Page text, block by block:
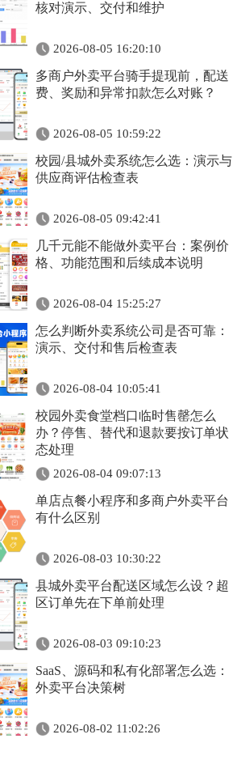
核对演示、交付和维护
2026-08-05 16:20:10
多商户外卖平台骑手提现前，配送
费、奖励和异常扣款怎么对账？
2026-08-05 10:59:22
校园/县城外卖系统怎么选：演示与
供应商评估检查表
2026-08-05 09:42:41
几千元能不能做外卖平台：案例价
格、功能范围和后续成本说明
2026-08-04 15:25:27
怎么判断外卖系统公司是否可靠：
演示、交付和售后检查表
2026-08-04 10:05:41
校园外卖食堂档口临时售罄怎么
办？停售、替代和退款要按订单状
态处理
2026-08-04 09:07:13
单店点餐小程序和多商户外卖平台
有什么区别
2026-08-03 10:30:22
县城外卖平台配送区域怎么设？超
区订单先在下单前处理
2026-08-03 09:10:23
SaaS、源码和私有化部署怎么选：
外卖平台决策树
2026-08-02 11:02:26